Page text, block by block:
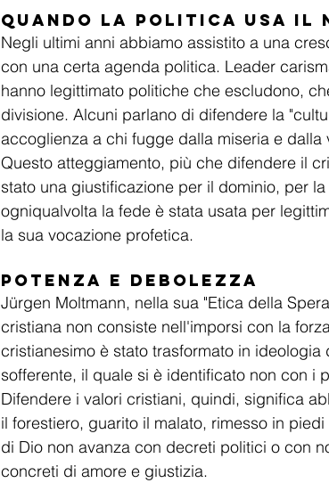
Quando la Politica Usa il
Negli ultimi anni abbiamo assistito a una
con una certa agenda politica. Leader
hanno legittimato politiche che escludono,
divisione. Alcuni parlano di difendere la
accoglienza a chi fugge dalla miseria e dalla
Questo atteggiamento, più che difendere il
stato una giustificazione per il dominio, per
ogniqualvolta la fede è stata usata per
la sua vocazione profetica.
Potenza e debolezza
Jürgen Moltmann, nella sua "Etica della
cristiana non consiste nell'imporsi con la
cristianesimo è stato trasformato in
sofferente, il quale si è identificato non con i
Difendere i valori cristiani, quindi, significa
il forestiero, guarito il malato, rimesso in
di Dio non avanza con decreti politici o con
concreti di amore e giustizia.